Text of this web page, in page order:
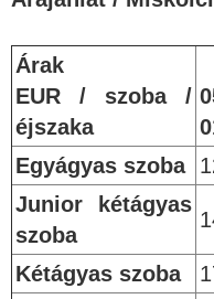
Árak
EUR / szoba /
éjszaka
Egyágyas szoba
Junior kétágyas
szoba
Kétágyas szoba